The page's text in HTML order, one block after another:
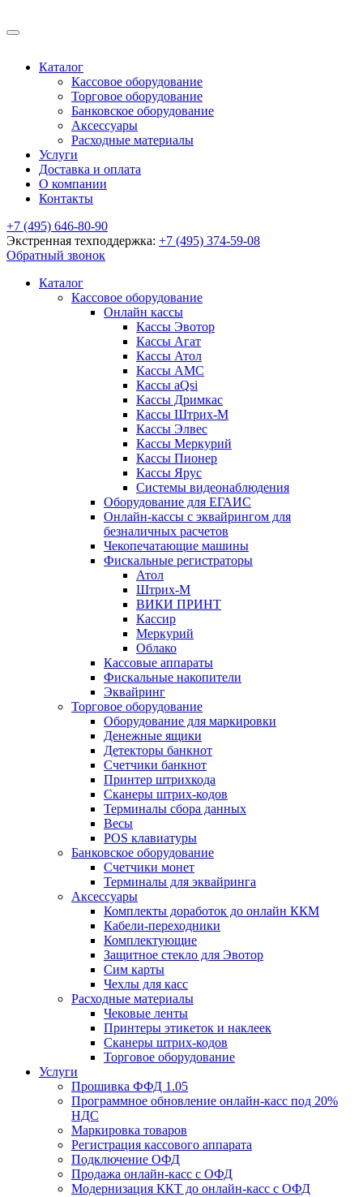
Каталог
Кассовое оборудование
Торговое оборудование
Банковское оборудование
Аксессуары
Расходные материалы
Услуги
Доставка и оплата
О компании
Контакты
+7 (495) 646-80-90
Экстренная техподдержка: +7 (495) 374-59-08
Обратный звонок
Каталог
Кассовое оборудование
Онлайн кассы
Кассы Эвотор
Кассы Агат
Кассы Атол
Кассы АМС
Кассы aQsi
Кассы Дримкас
Кассы Штрих-М
Кассы Элвес
Кассы Меркурий
Кассы Пионер
Кассы Ярус
Системы видеонаблюдения
Оборудование для ЕГАИС
Онлайн-кассы с эквайрингом для
безналичных расчетов
Чекопечатающие машины
Фискальные регистраторы
Атол
Штрих-М
ВИКИ ПРИНТ
Кассир
Меркурий
Облако
Кассовые аппараты
Фискальные накопители
Эквайринг
Торговое оборудование
Оборудование для маркировки
Денежные ящики
Детекторы банкнот
Счетчики банкнот
Принтер штрихкода
Сканеры штрих-кодов
Терминалы сбора данных
Весы
POS клавиатуры
Банковское оборудование
Счетчики монет
Терминалы для эквайринга
Аксессуары
Комплекты доработок до онлайн ККМ
Кабели-переходники
Комплектующие
Защитное стекло для Эвотор
Сим карты
Чехлы для касс
Расходные материалы
Чековые ленты
Принтеры этикеток и наклеек
Сканеры штрих-кодов
Торговое оборудование
Услуги
Прошивка ФФД 1.05
Программное обновление онлайн-касс под 20%
НДС
Маркировка товаров
Регистрация кассового аппарата
Подключение ОФД
Продажа онлайн-касс с ОФД
Модернизация ККТ до онлайн-касс с ОФД